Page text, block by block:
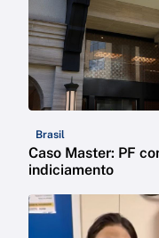
Brasil
Caso Master: PF
indiciamento